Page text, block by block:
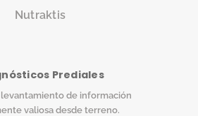
Nutraktis
Prediales
levantamiento de información
valiosa desde terreno.